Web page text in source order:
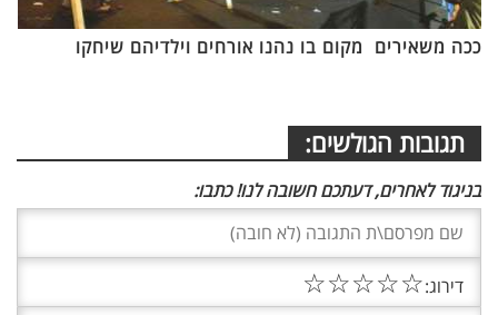
ככה משאירים מקום בו נהנו אורחים וילדיהם שיחקו
תגובות הגולשים:
בניגוד לאחרים, דעתכם חשובה לנו! כתבו:
דירוג:☆
☆
☆
☆
☆